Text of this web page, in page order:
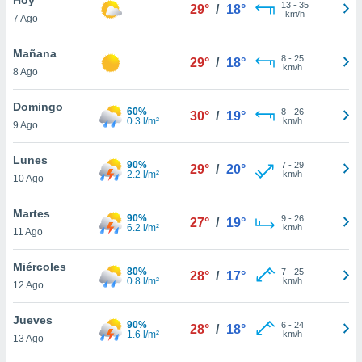
en
más
nuestra
de
cookies
aceptar
7 Ago
29° / 18° 13- 35
km/h
Mañana
8 Ago
29° / 18° 8- 25
km/h
Domingo
9 Ago
60%
0.3 l/m²
30° / 19° 8- 26
km/h
Lunes
10 Ago
90%
2.2 l/m²
29° / 20° 7- 29
km/h
Martes
11 Ago
90%
6.2 l/m²
27° / 19° 9- 26
km/h
Miércoles
12 Ago
80%
0.8 l/m²
28° / 17° 7- 25
km/h
Jueves
13 Ago
90%
1.6 l/m²
28° / 18° 6- 24
km/h